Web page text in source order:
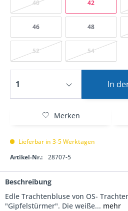
40 42
46 48
52 54
In
Merken
Lieferbar in 3-5 Werktagen
Artikel-Nr.:
28707-5
Beschreibung
Edle Trachtenbluse von OS-
"Gipfelstürmer". Die weiße... mehr